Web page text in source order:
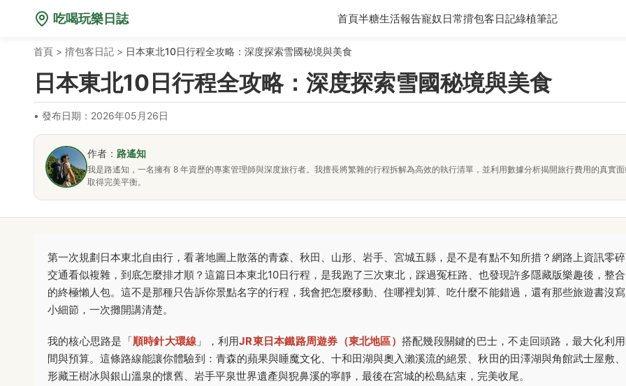
吃喝玩樂日誌 首頁半糖生活報告寵奴日常揹包客日記綠植筆記
首頁 > 揹包客日記 > 日本東北10日行程全攻略：深度探索雪國秘境與美食
日本東北10日行程全攻略：深度探索雪國秘境與美食
• 發布日期：2026年05月26日
作者： 路遙知
我是路遙知，一名擁有 8 年資歷的專案管理師與深度旅行者。我擅長將繁雜的行程拆解為高效的執行清單，並利用數據分析揭開旅行費用的真實
取得完美平衡。
第一次規劃日本東北自由行，看著地圖上散落的青森、秋田、山形、岩手、宮城五縣，是不是有點不知所措？網路上資訊零
交通看似複雜，到底怎麼排才順？這篇日本東北10日行程，是我跑了三次東北，踩過冤枉路、也發現許多隱藏版樂趣後，整
的終極懶人包。這不是那種只告訴你景點名字的行程，我會把怎麼移動、住哪裡划算、吃什麼不能錯過，還有那些旅遊書沒
小細節，一次攤開講清楚。
我的核心思路是「順時針大環線 」，利用JR東日本鐵路周遊券（東北地區） 搭配幾段關鍵的巴士，不走回頭路，最大化利
間與預算。這條路線能讓你體驗到：青森的蘋果與睡魔文化、十和田湖與奧入瀨溪流的絕景、秋田的田澤湖與角館武士屋敷
形藏王樹冰與銀山溫泉的懷舊、岩手平泉世界遺產與猊鼻溪的寧靜，最後在宮城的松島結束，完美收尾。